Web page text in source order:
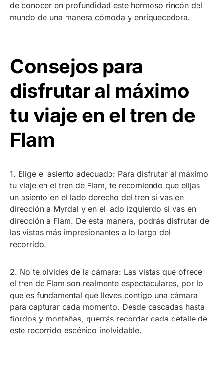
de conocer en profundidad este hermoso rincón del
mundo de una manera cómoda y enriquecedora.
Consejos para
disfrutar al máximo
tu viaje en el tren de
Flam
1. Elige el asiento adecuado: Para disfrutar al máximo
tu viaje en el tren de Flam, te recomiendo que elijas
un asiento en el lado derecho del tren si vas en
dirección a Myrdal y en el lado izquierdo si vas en
dirección a Flam. De esta manera, podrás disfrutar de
las vistas más impresionantes a lo largo del
recorrido.
2. No te olvides de la cámara: Las vistas que ofrece
el tren de Flam son realmente espectaculares, por lo
que es fundamental que lleves contigo una cámara
para capturar cada momento. Desde cascadas hasta
fiordos y montañas, querrás recordar cada detalle de
este recorrido escénico inolvidable.